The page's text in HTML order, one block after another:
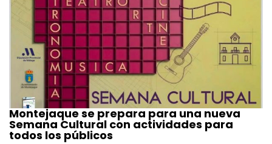
Montejaque se prepara para una nueva
Semana Cultural con actividades para
todos los públicos